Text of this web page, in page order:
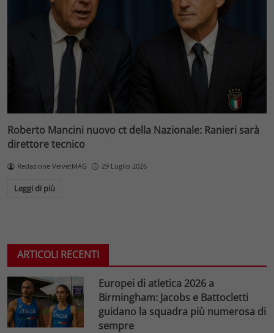
Roberto Mancini nuovo ct della Nazionale: Ranieri sarà
direttore tecnico
Redazione VelvetMAG 29 Luglio 2026
Leggi di più
ARTICOLI RECENTI
Europei di atletica 2026 a
Birmingham: Jacobs e Battocletti
guidano la squadra più numerosa di
sempre